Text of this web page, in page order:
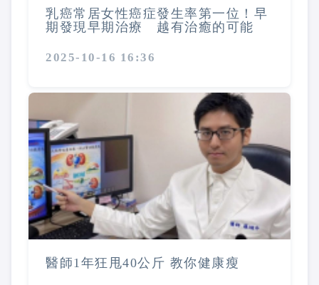
乳癌常居女性癌症發生率第一位！早
期發現早期治療 越有治癒的可能
2025-10-16 16:36
醫師1年狂甩40公斤 教你健康瘦